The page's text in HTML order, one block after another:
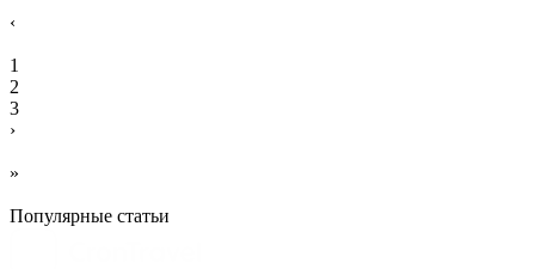
‹
1
2
3
›
»
Популярные статьи